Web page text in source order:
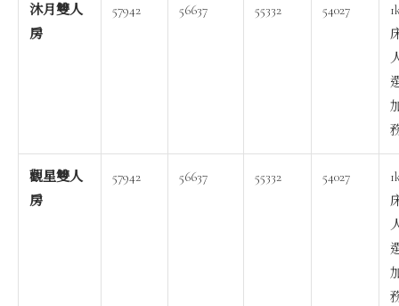
沐月雙人
房
57942 56637 55332 54027
觀星雙人
房
57942 56637 55332 54027